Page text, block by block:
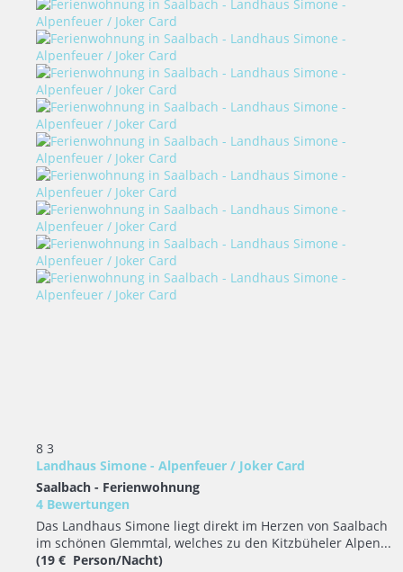
8 3
Landhaus Simone - Alpenfeuer / Joker Card
Saalbach - Ferienwohnung
4 Bewertungen
Das Landhaus Simone liegt direkt im Herzen von Saalbach
im schönen Glemmtal, welches zu den Kitzbüheler Alpen...
(19 € Person/Nacht)